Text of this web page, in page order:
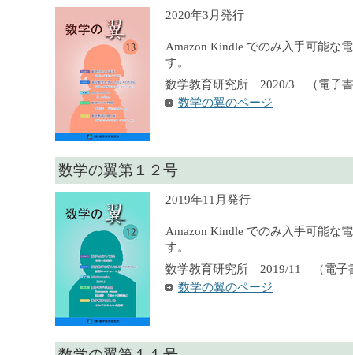
2020年3月発行
Amazon Kindle でのみ入手可能な
す。
数学教育研究所 2020/3 （電子
数学の翼のページ
数学の翼第１２号
2019年11月発行
Amazon Kindle でのみ入手可能な
す。
数学教育研究所 2019/11 （電子
数学の翼のページ